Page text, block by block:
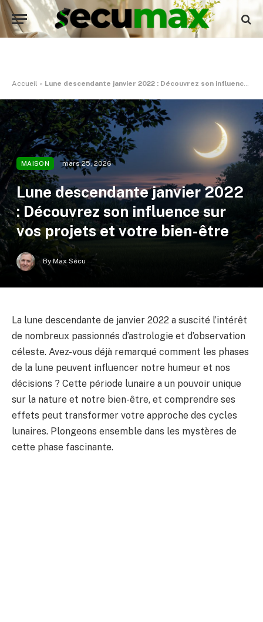
Accueil » Lune descendante janvier 2022 : Découvrez son influence sur vos projets et votre bien-être
MAISON mars 25, 2026
Lune descendante janvier 2022
: Découvrez son influence sur
vos projets et votre bien-être
By Max Sécu
La lune descendante de janvier 2022 a suscité l’intérêt
de nombreux passionnés d’astrologie et d’observation
céleste. Avez-vous déjà remarqué comment les phases
de la lune peuvent influencer notre humeur et nos
décisions ? Cette période lunaire a un pouvoir unique
sur la nature et notre bien-être, et comprendre ses
effets peut transformer votre approche des cycles
lunaires. Plongeons ensemble dans les mystères de
cette phase fascinante.